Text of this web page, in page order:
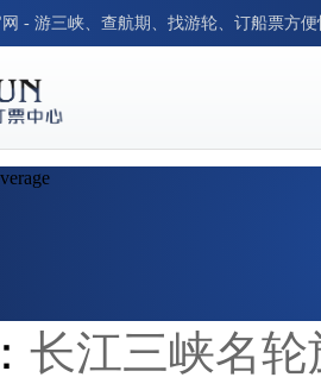
- 游三峡、查航期、找游轮、订船票方
长江三峡名